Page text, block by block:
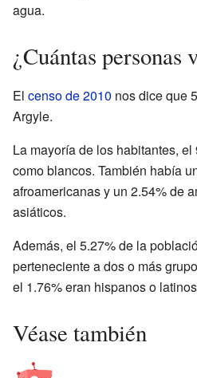
agua.
¿Cuántas
El censo de 2010 nos dice que
Argyle.
La mayoría de los habitantes,
como blancos. También había
afroamericanas y un 2.54% de
asiáticos.
Además, el 5.27% de la
perteneciente a dos o más
el 1.76% eran hispanos o
Véase también